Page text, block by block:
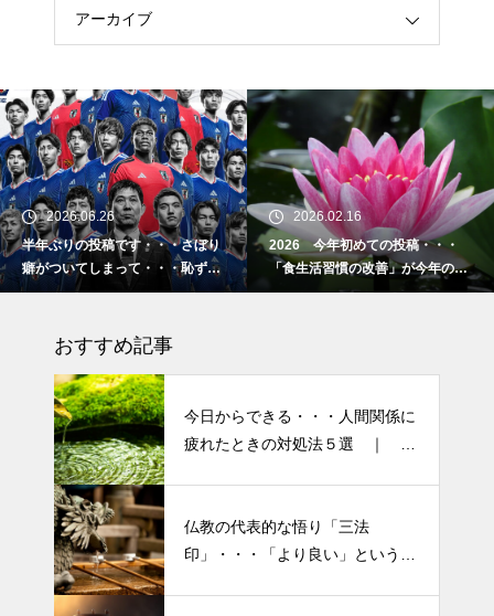
ているスキンケア製品・・・幹
細胞コスメ ③
土用の丑の日・・・余計なこと
を言ってすみませんでした。大
人気なかったですね・・・
半年ぶりの投稿です・・・さぼ
「食生活習慣の改善」が今年の
テーマです。
「山本由伸 完投｜2025年WS ド
ジャースVSブルージェイズで魅
アーカイブ
2026.06.26
半年ぶりの投稿です・・・さぼり
癖がついてしまって・・・恥ずか
しぃ～ (〃ﾉωﾉ)
2026.02.16
2026 今年初めての投稿・・・
「食生活習慣の改善」が今年のテ
ーマです。
おすすめ記事
今日からできる・・・人間関係に
疲れたときの対処法５選 ｜ 心
仏教の代表的な悟り「三法
印」・・・「より良い」という気
半年ぶりの投稿です・・・さぼ
り癖がついてしまって・・・恥
ずかしぃ～ (〃ﾉωﾉ)